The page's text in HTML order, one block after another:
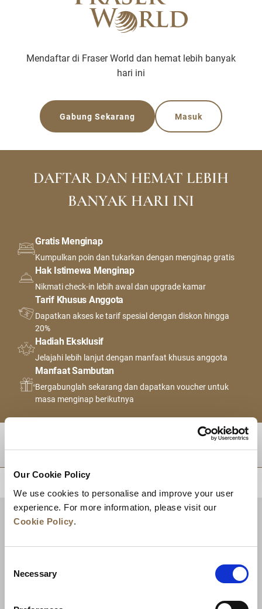
Our Cookie Policy
We use cookies to personalise and improve your user
experience. For more information, please visit our
Cookie Policy.
Selection
Necessary
Mendaftar di Fraser World dan hemat lebih banyak
hari ini
Gabung Sekarang Masuk
DAFTAR DAN HEMAT LEBIH
BANYAK HARI INI
Gratis Menginap
Kumpulkan poin dan tukarkan dengan menginap gratis
Hak Istimewa Menginap
Nikmati check-in lebih awal dan upgrade kamar
Tarif Khusus Anggota
Dapatkan akses ke tarif spesial dengan diskon hingga
20%
Hadiah Eksklusif
Jelajahi lebih lanjut dengan manfaat khusus anggota
Manfaat Sambutan
Bergabunglah sekarang dan dapatkan voucher untuk
masa menginap berikutnya